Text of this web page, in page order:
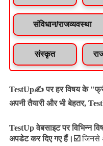
संविधान/राजव्यवस्था
संस्कृत
TestUp✍️ पर हर विषय के
अपनी तैयारी और भी बेहतर,
TestUp वेबसाइट पर विभिन्न
अपडेट कर दिए गए हैं। ☑️ जिनसे